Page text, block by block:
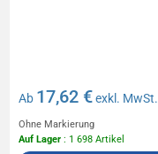
Ab 17,62 €exkl. MwSt.
Ohne Markierung
Auf Lager : 1 698 Artikel